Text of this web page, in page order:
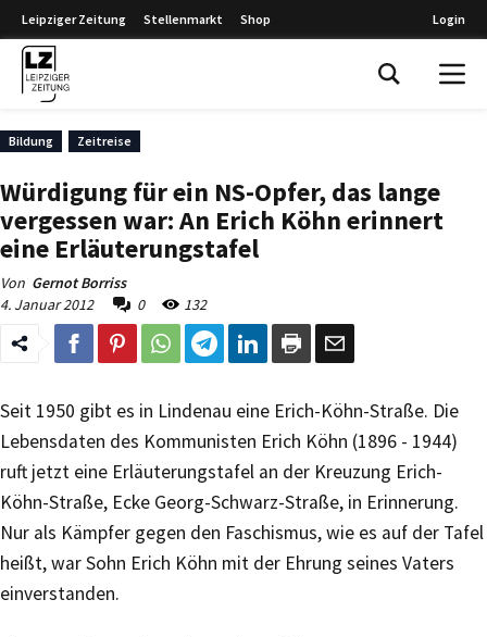
Leipziger Zeitung Stellenmarkt Shop Login
Bildung Zeitreise
Würdigung für ein NS-Opfer, das lange
vergessen war: An Erich Köhn erinnert
eine Erläuterungstafel
Von Gernot Borriss
4. Januar 2012
0 132
Seit 1950 gibt es in Lindenau eine Erich-Köhn-Straße. Die
Lebensdaten des Kommunisten Erich Köhn (1896 - 1944)
ruft jetzt eine Erläuterungstafel an der Kreuzung Erich-
Köhn-Straße, Ecke Georg-Schwarz-Straße, in Erinnerung.
Nur als Kämpfer gegen den Faschismus, wie es auf der Tafel
heißt, war Sohn Erich Köhn mit der Ehrung seines Vaters
einverstanden.